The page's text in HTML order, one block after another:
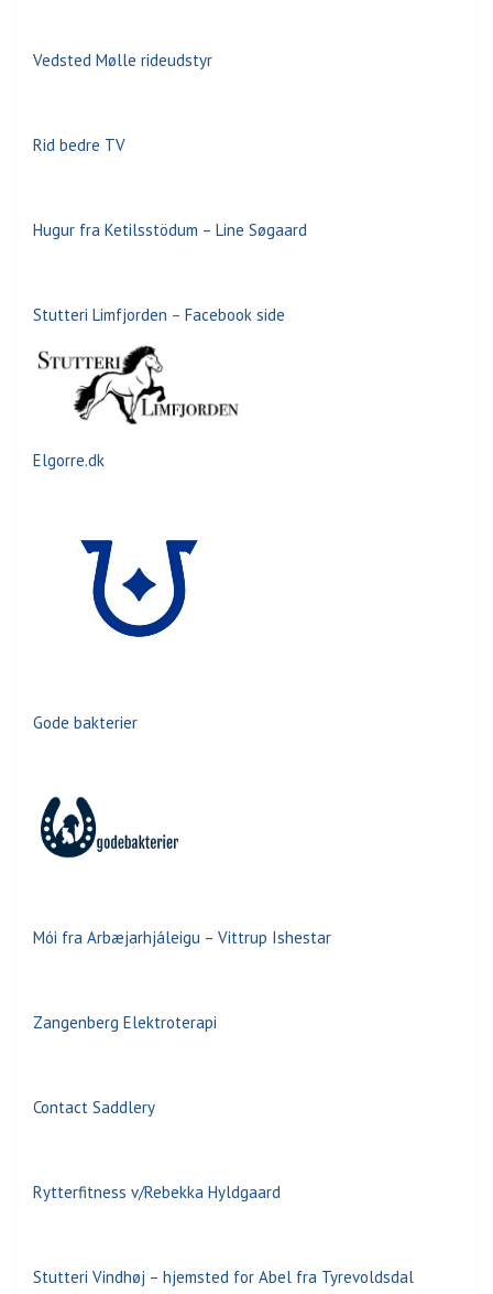
Vedsted Mølle rideudstyr
Rid bedre TV
Hugur fra Ketilsstödum – Line Søgaard
Stutteri Limfjorden – Facebook side
Elgorre.dk
Gode bakterier
Mói fra Arbæjarhjáleigu – Vittrup Ishestar
Zangenberg Elektroterapi
Contact Saddlery
Rytterfitness v/Rebekka Hyldgaard
Stutteri Vindhøj – hjemsted for Abel fra Tyrevoldsdal